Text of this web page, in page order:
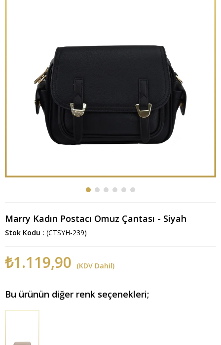
Marry Kadın Postacı Omuz Çantası - Siyah
Stok Kodu (CTSYH-239)
₺1.119,90 (KDV Dahil)
Bu ürünün diğer renk seçenekleri;